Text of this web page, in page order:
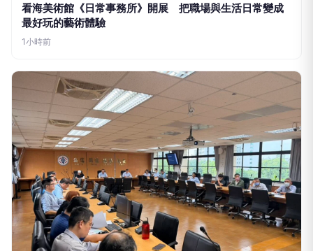
關懷活動由海洋局局長石慶豐偕同外籍船員及與會貴
賓共同啟動開幕儀式，隨著禮物盒緩緩開啟，懸掛
「漁業勞動人權及永續發展」字樣的巨型氣球緩緩升
起，象徵海洋局與遠洋漁業界三大公會攜手推動漁業
勞動人權及永續發展，也呼應漁業署推動「漁業與人
權行動計畫2.0」，共同落實七大策略，打造更友
善、安全且永續的漁業勞動環境。
活動現場除安排法規宣導外，也提供多元關懷服務，